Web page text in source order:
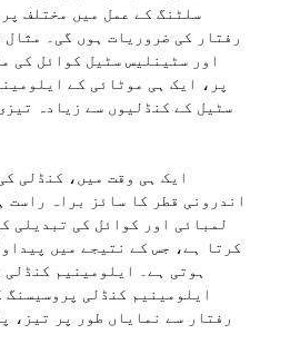
سلٹنگ کے عمل میں مختلف
رفتار کی ضروریات ہوں گی۔
اور سٹینلیس سٹیل کوائل کی
پر، ایک ہی موٹائی کے
سٹیل کے کنڈلیوں سے زیادہ
ایک ہی وقت میں، کنڈلی
اندرونی قطر کا سائز براہ راست
لمبائی اور کوائل کی تبدیلی
کرتا ہے، جس کے نتیجے میں
ہوتی ہے۔ ایلومینیم
رفتار سے نمایاں طور پر تیز،